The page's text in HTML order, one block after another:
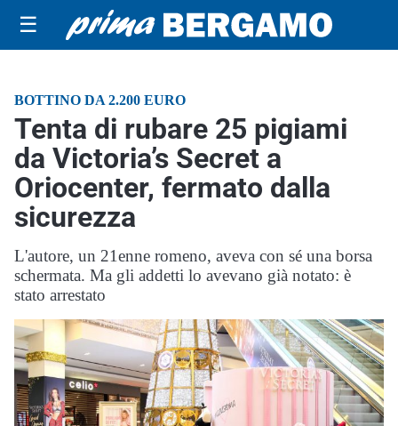
☰
BOTTINO DA 2.200 EURO
Tenta di rubare 25 pigiami
da Victoria’s Secret a
Oriocenter, fermato dalla
sicurezza
L'autore, un 21enne romeno, aveva con sé una borsa
schermata. Ma gli addetti lo avevano già notato: è
stato arrestato